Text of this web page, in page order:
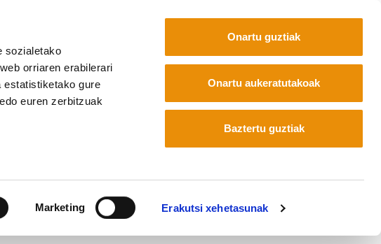
sozialetako
orriaren erabilerari
estatistiketako gure
euren zerbitzuak
Marketing Erakutsi xehetasunak
Onartu guztiak
Onartu aukeratutakoak
Baztertu guztiak
bati buruzko mintegi baten kronika.
bati buruzko mintegi baten